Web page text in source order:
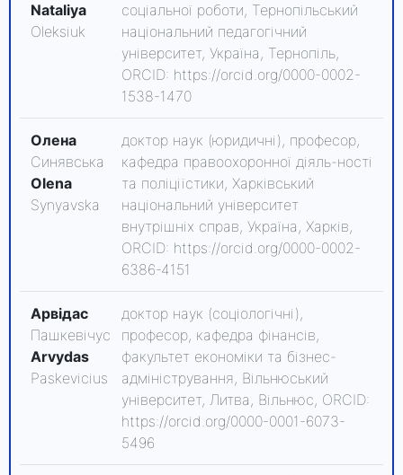
Nataliya
Oleksiuk
соціальної роботи, Тернопільський
національний педагогічний
університет, Україна, Тернопіль,
ORCID: https://orcid.org/0000-0002-
1538-1470
Олена
Синявська
Olena
Synyavska
доктор наук (юридичні), професор,
кафедра правоохоронної діяль-ності
та поліціїстики, Харківський
національний університет
внутрішніх справ, Україна, Харків,
ORCID: https://orcid.org/0000-0002-
6386-4151
Арвідас
Пашкевічус
Arvydas
Paskevicius
доктор наук (соціологічні),
професор, кафедра фінансів,
факультет економіки та бізнес-
адміністрування, Вільнюський
університет, Литва, Вільнюс, ORCID:
https://orcid.org/0000-0001-6073-
5496